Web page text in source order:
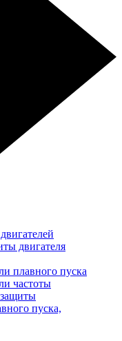
двигателя
плавного пуска
частоты
пуска,